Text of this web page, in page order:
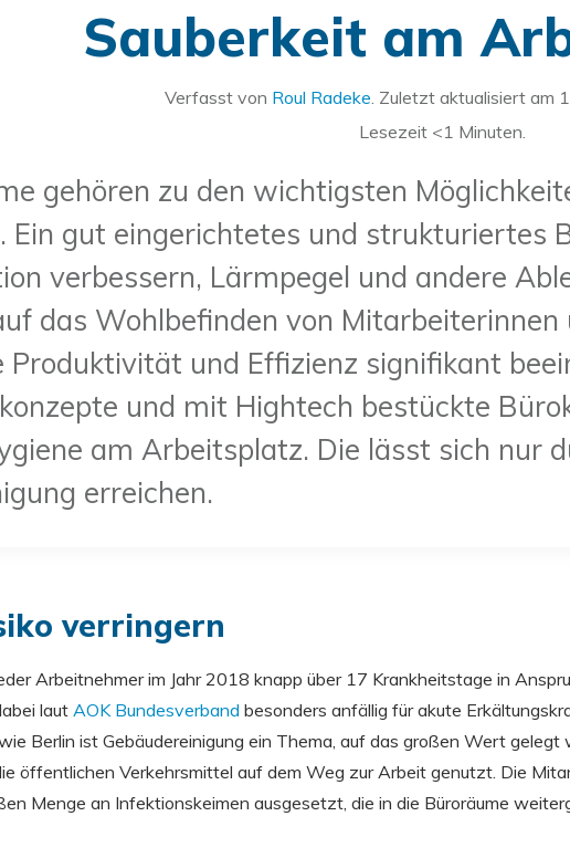
Sauberkeit am
Verfasst von Roul Radeke. Zuletzt aktualisiert am
Lesezeit <1 Minuten.
gehören zu den wichtigsten
Ein gut eingerichtetes und strukturiertes
verbessern, Lärmpegel und andere
das Wohlbefinden von
Produktivität und Effizienz signifikant
und mit Hightech bestückte
am Arbeitsplatz. Die lässt sich nur
erreichen.
verringern
Arbeitnehmer im Jahr 2018 knapp über 17 Krankheitstage in
laut AOK Bundesverband besonders anfällig für akute
Berlin ist Gebäudereinigung ein Thema, auf das großen Wert gelegt
öffentlichen Verkehrsmittel auf dem Weg zur Arbeit genutzt. Die
Menge an Infektionskeimen ausgesetzt, die in die Büroräume